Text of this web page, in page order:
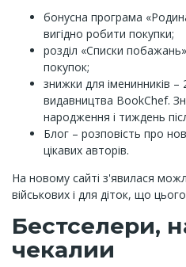
бонусна програма
вигідно робити покупки;
розділ «Списки
покупок;
знижки для іменинників –
видавництва BookChef.
народження і тиждень
Блог – розповість про
цікавих авторів.
На новому сайті з'явилася
військових і для діток, що
Бестселери,
чекалии